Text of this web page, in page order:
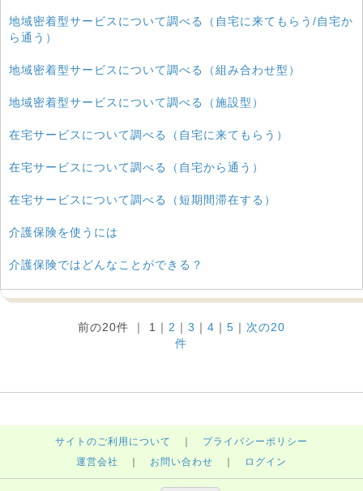
地域密着型サービスについて調べる（自宅に来てもらう/自宅か
ら通う）
地域密着型サービスについて調べる（組み合わせ型）
地域密着型サービスについて調べる（施設型）
在宅サービスについて調べる（自宅に来てもらう）
在宅サービスについて調べる（自宅から通う）
在宅サービスについて調べる（短期間滞在する）
介護保険を使うには
介護保険ではどんなことができる？
前の20件 ｜ 1 ｜ 2 ｜ 3 ｜ 4 ｜ 5 ｜ 次の20
件
サイトのご利用について
プライバシーポリシー
運営会社
お問い合わせ ログイン